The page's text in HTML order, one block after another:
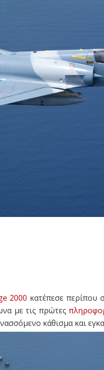
2000 κατέπεσε περίπου
με τις πρώτες
κάθισμα και